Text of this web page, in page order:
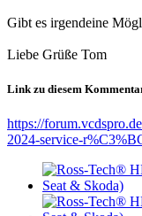
Gibt es irgendeine
Liebe Grüße Tom
Link zu diesem
https://
2024-service-